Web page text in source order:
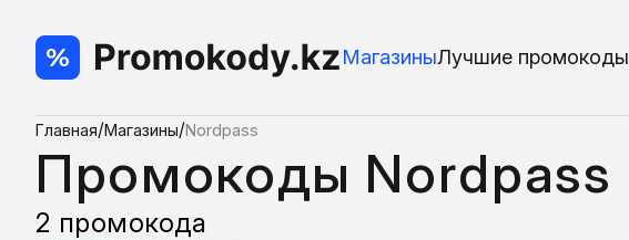
МагазиныЛучшие промокоды
Главная/Магазины/Nordpass
Промокоды Nordpass
2 промокода